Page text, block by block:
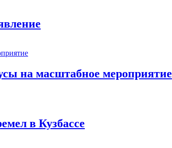
на масштабное мероприятие
в Кузбассе